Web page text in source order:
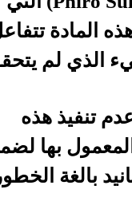
"كوش"
لكل
قريباً!
بين
لضمان